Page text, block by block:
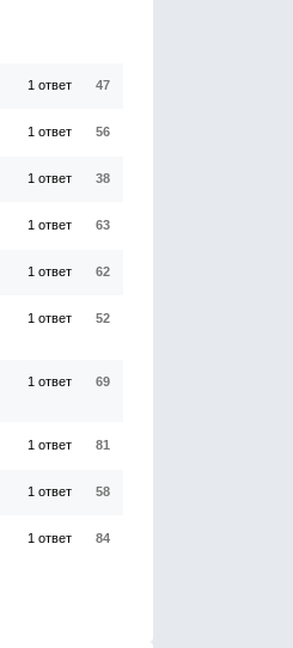
1 ответ 47
1 ответ 56
1 ответ 38
1 ответ 63
1 ответ 62
1 ответ 52
1 ответ 69
1 ответ 81
1 ответ 58
1 ответ 84